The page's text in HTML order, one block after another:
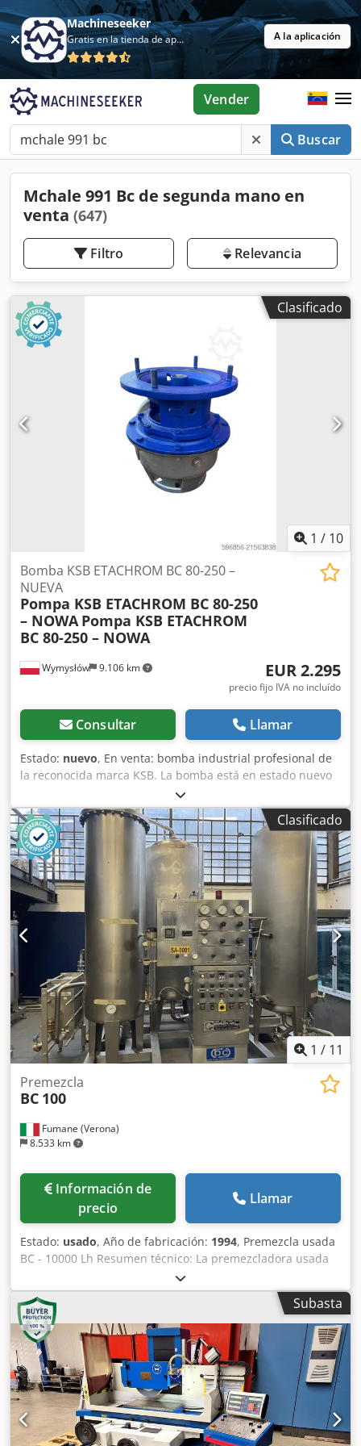
Machineseeker
Gratis en la tienda de aplicaciones A la aplicación
Buscar
Vender
Mchale 991 Bc de segunda mano en
venta (647)
Filtro Relevancia
Clasificado
1 / 10
Wymysłów 9.106 km
Bomba KSB ETACHROM BC 80-250 –
NUEVA
Pompa KSB ETACHROM BC 80-250
– NOWA Pompa KSB ETACHROM
BC 80-250 – NOWA
EUR 2.295
precio fijo IVA no incluído
Consultar Llamar
Estado: nuevo, En venta: bomba industrial profesional de
la reconocida marca KSB. La bomba está en estado nuevo
(stock de almacén), sin uso, con posibles marcas de
almacenamiento visibles en las fotos. ⚠️ La venta
corresponde únicamente a la bomba – motor eléctrico no
incluido. Dodsywcq Tepfx Adqeck ⚙️ DATOS TÉCNICOS
Fabricante: KSB Modelo: ETACHROM BC 80-250 / 1104 Año
de fabricación: 2000 Caudal: hasta aprox. 160 m³/h Altura
de elevación: aprox. H-14 Tipo: bomba centrífuga
Construcción: monoetapa Conexiones: bridadas Ejecución:
industrial, resistente 🔧 APLICACIONES Instalaciones de
agua Industria Sistemas tecnológicos Refrigeración
Circuitos de líquidos ✅ ESTADO Nueva – almacenada Sin
uso Totalmente funcional a nivel constructivo Sin motor 📦
INFORMACIÓN ADICIONAL ➡️ Posibilidad de adquirir motor
eléctrico adicional ➡️ Motor compatible disponible – precio
adicional: 700 €
Clasificado
1 / 11
Fumane (Verona)
8.533 km
Premezcla
BC 100
Información de
precio
Llamar
Estado: usado, Año de fabricación: 1994, Premezcla usada
BC - 10000 Lh Resumen técnico: La premezcladora usada
BC - 10000 Lh está configurada como una unidad de
embotellado industrial creada por BC en 1994,
concretamente el modelo 10o. Este sistema es admirable
dada su capacidad de producción de 10.000 L/h. Se
subraya que la máquina ha sido almacenada en
condiciones que permiten su funcionamiento inmediato.
Puede llevarse a cabo inmediatamente después de su
instalación y correcto montaje. Esta premezcladora usada
se encuentra actualmente en el norte de Italia. Detalles de
funcionamiento y mantenimiento de la premezcladora
Subasta